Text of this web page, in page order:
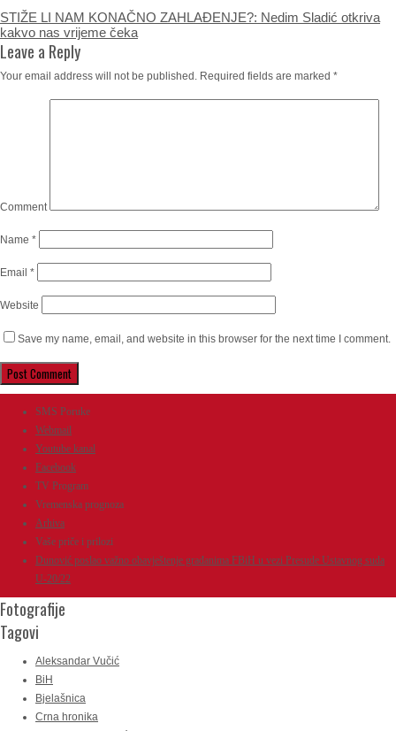
STIŽE LI NAM KONAČNO ZAHLAĐENJE?: Nedim Sladić otkriva
kakvo nas vrijeme čeka
Leave a Reply
Your email address will not be published. Required fields are marked *
Comment
Name *
Email *
Website
Save my name, email, and website in this browser for the next time I comment.
SMS Poruke
Webmail
Youtube kanal
Facebook
TV Program
Vremenska prognoza
Arhiva
Vaše priče i prilozi
Dunović poslao važno obavještenje građanima FBiH u vezi Presude Ustavnog suda
U-20/22
Fotografije
Tagovi
Aleksandar Vučić
BiH
Bjelašnica
Crna hronika